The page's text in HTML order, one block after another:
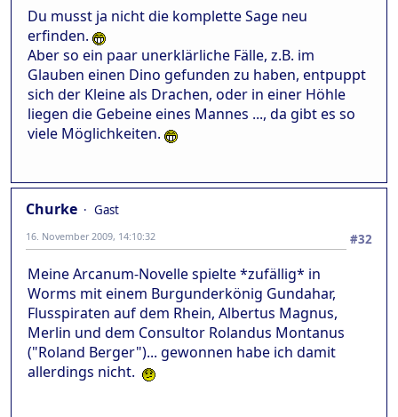
Du musst ja nicht die komplette Sage neu
erfinden.
Aber so ein paar unerklärliche Fälle, z.B. im
Glauben einen Dino gefunden zu haben, entpuppt
sich der Kleine als Drachen, oder in einer Höhle
liegen die Gebeine eines Mannes ..., da gibt es so
viele Möglichkeiten.
Churke
Gast
#32
16. November 2009, 14:10:32
Meine Arcanum-Novelle spielte *zufällig* in
Worms mit einem Burgunderkönig Gundahar,
Flusspiraten auf dem Rhein, Albertus Magnus,
Merlin und dem Consultor Rolandus Montanus
("Roland Berger")... gewonnen habe ich damit
allerdings nicht.